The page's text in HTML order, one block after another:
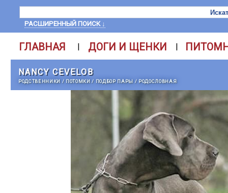
РАСШИРЕННЫЙ ПОИСК ↓
ГЛАВНАЯ | ДОГИ И ЩЕНКИ |
NANCY CEVELOB
РОДСТВЕННИКИ / ПОТОМКИ/ ПОДБОР ПАРЫ / РОДОСЛОВНАЯ